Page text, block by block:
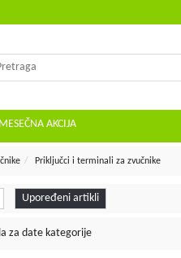
MESEČNA AKCIJA
Priključci i terminali za zvučnike
Upoređeni artikli
za date kategorije